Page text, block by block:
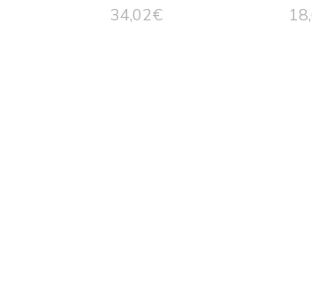
34,02€